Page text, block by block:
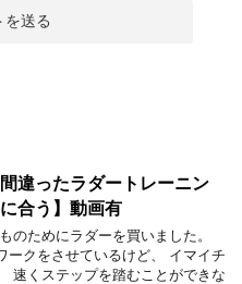
間違ったラダートレーニン
合う】動画有
のためにラダーを買いました。
ークをさせているけど、 イマイチ
速くステップを踏むことができな